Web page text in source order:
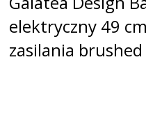
elektryczny 49
zasilania brushed